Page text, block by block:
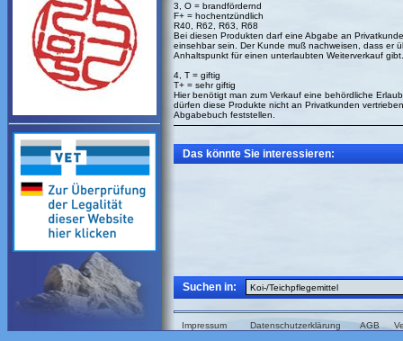
3, O = brandfördernd
F+ = hochentzündlich
R40, R62, R63, R68
Bei diesen Produkten darf eine Abgabe an
einsehbar sein. Der Kunde muß nachweisen, dass er
Anhaltspunkt für einen unterlaubten Weiterverkauf gibt.
4, T = giftig
T+ = sehr giftig
Hier benötigt man zum Verkauf eine behördliche
dürfen diese Produkte nicht an Privatkunden
Abgabebuch feststellen.
Das könnte Sie interessieren:
Suchen in:
Impressum Datenschutzerklärung AGB